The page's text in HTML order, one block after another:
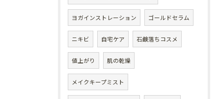
ヨガインストレーション ゴールドセラム
ニキビ 自宅ケア 石鹸落ちコスメ
値上がり 肌の乾燥
メイクキープミスト